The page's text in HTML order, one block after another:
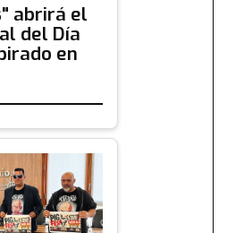
abrirá el
del Día
en